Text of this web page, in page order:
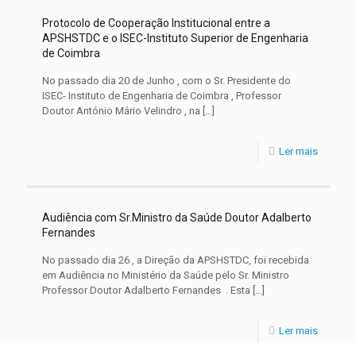
Protocolo de Cooperação Institucional entre a
APSHSTDC e o ISEC-Instituto Superior de Engenharia
de Coimbra
No passado dia 20 de Junho , com o Sr. Presidente do
ISEC- Instituto de Engenharia de Coimbra , Professor
Doutor António Mário Velindro , na […]
Ler mais
Audiência com Sr.Ministro da Saúde Doutor Adalberto
Fernandes
No passado dia 26 , a Direção da APSHSTDC, foi recebida
em Audiência no Ministério da Saúde pelo Sr. Ministro
Professor Doutor Adalberto Fernandes . Esta […]
Ler mais